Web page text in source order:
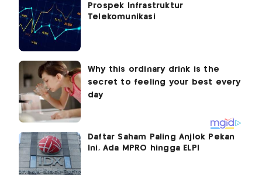
Prospek Infrastruktur
Telekomunikasi
Daftar Saham Paling Anjlok Pekan
Ini, Ada MPRO hingga ELPI